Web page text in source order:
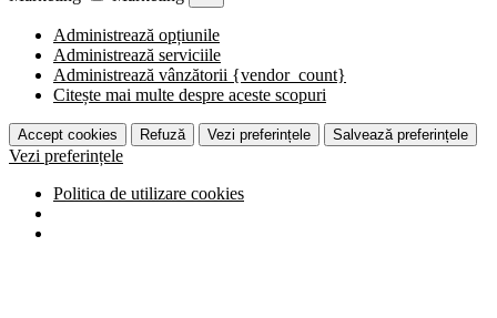
Administrează opțiunile
Administrează serviciile
Administrează vânzătorii {vendor_count}
Citește mai multe despre aceste scopuri
Accept cookies Refuză Vezi preferințele Salvează preferințele
Vezi preferințele
Politica de utilizare cookies